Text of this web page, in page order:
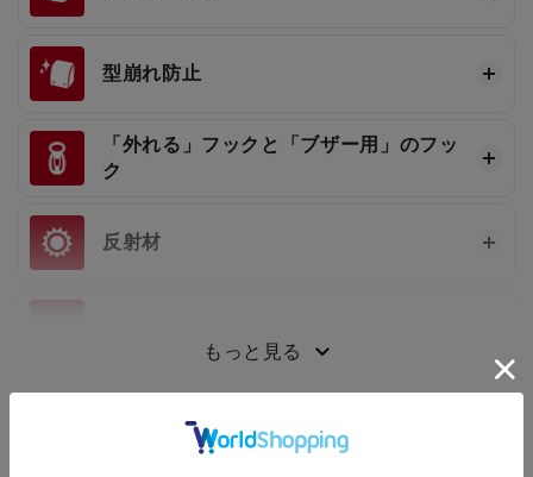
型崩れ防止
「外れる」フックと「ブザー用」のフッ
ク
反射材
もっと見る
6年間の安心保証